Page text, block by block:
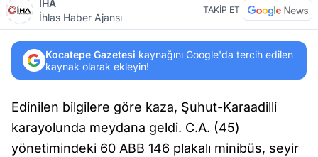
İHA
İhlas Haber Ajansı
TAKİP ET
Kocatepe Gazetesi kaynağını Google'da tercih edilen
kaynak olarak ekleyin!
Edinilen bilgilere göre kaza, Şuhut-Karaadilli
karayolunda meydana geldi. C.A. (45)
yönetimindeki 60 ABB 146 plakalı minibüs, seyir